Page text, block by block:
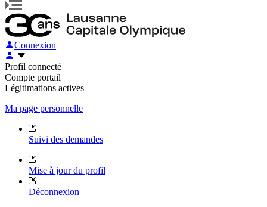
Connexion
Profil connecté
Compte portail
Légitimations actives
Ma page personnelle
Suivi des demandes
Mise à jour du profil
Déconnexion